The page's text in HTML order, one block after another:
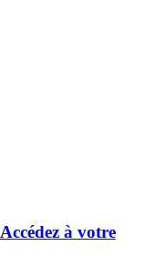
à votre